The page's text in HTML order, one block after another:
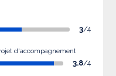
3/4
d'accompagnement
3.8/4